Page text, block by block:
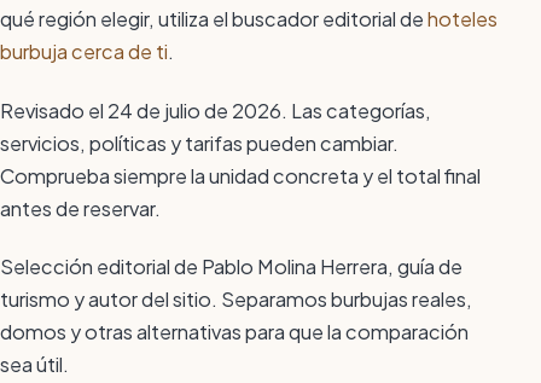
qué región elegir, utiliza el buscador editorial dehoteles
burbuja cerca de ti.
Revisado el 24 de julio de 2026. Las categorías,
servicios, políticas y tarifas pueden cambiar.
Comprueba siempre la unidad concreta y el total final
antes de reservar.
Selección editorial de Pablo Molina Herrera, guía de
turismo y autor del sitio. Separamos burbujas reales,
domos y otras alternativas para que la comparación
sea útil.